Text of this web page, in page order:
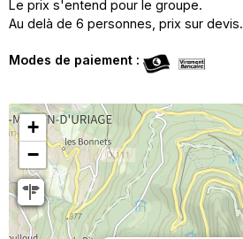
Le prix s'entend pour le groupe.
Au delà de 6 personnes, prix sur devis.
Modes de paiement :
+
−